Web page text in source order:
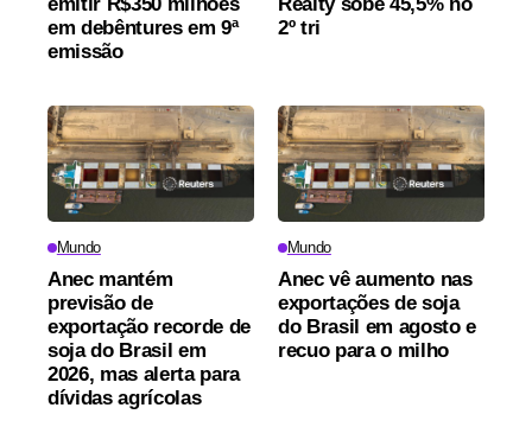
em debêntures em 9ª
emissão
2º tri
Mundo
Anec mantém
previsão de
exportação recorde de
soja do Brasil em
2026, mas alerta para
dívidas agrícolas
Mundo
Anec vê aumento nas
exportações de soja
do Brasil em agosto e
recuo para o milho